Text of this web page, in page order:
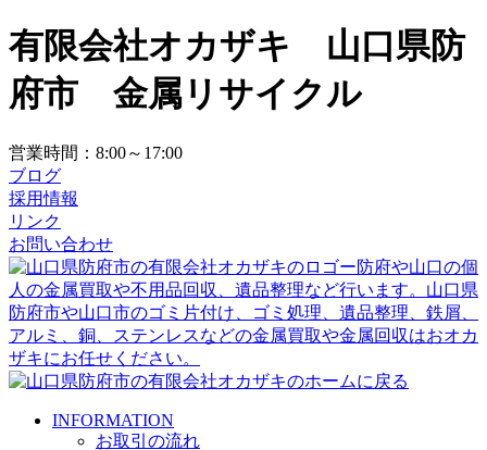
有限会社オカザキ 山口県防
府市 金属リサイクル
営業時間：8:00～17:00
ブログ
採用情報
リンク
お問い合わせ
INFORMATION
お取引の流れ